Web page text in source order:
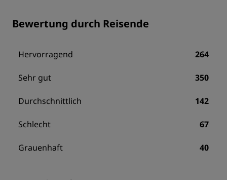
Bewertung durch Reisende
Hervorragend 264
Sehr gut 350
Durchschnittlich 142
Schlecht 67
Grauenhaft 40